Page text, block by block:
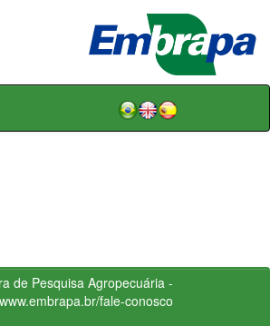
de Pesquisa Agropecuária -
fale-conosco